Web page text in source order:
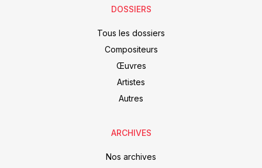
DOSSIERS
Tous les dossiers
Compositeurs
Œuvres
Artistes
Autres
ARCHIVES
Nos archives